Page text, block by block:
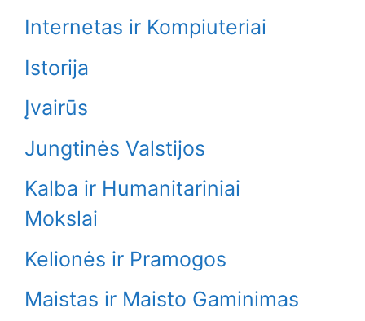
Internetas ir Kompiuteriai
Istorija
Įvairūs
Jungtinės Valstijos
Kalba ir Humanitariniai
Mokslai
Kelionės ir Pramogos
Maistas ir Maisto Gaminimas